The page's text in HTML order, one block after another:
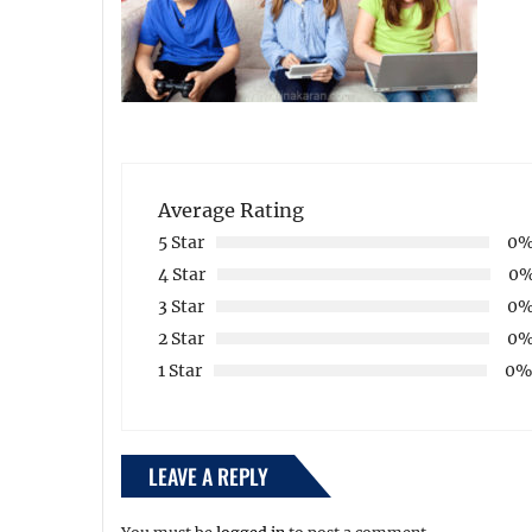
Average Rating
5 Star
4 Star
3 Star
2 Star
1 Star
0%
LEAVE A REPLY